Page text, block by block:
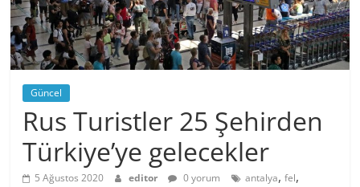
Güncel
Rus Turistler 25 Şehirden
Türkiye’ye gelecekler
5 Ağustos 2020 editor 0 yorum antalya,fel,